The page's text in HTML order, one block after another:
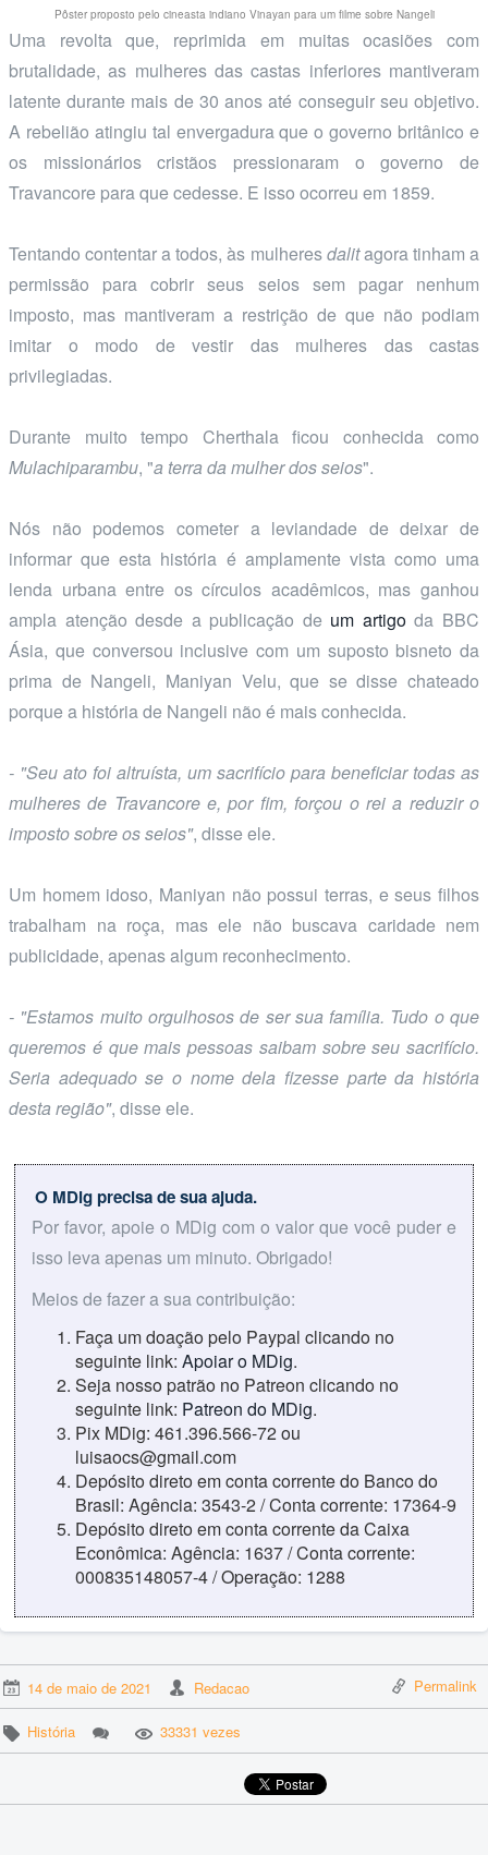
Pôster proposto pelo cineasta indiano Vinayan para um filme sobre Nangeli
Uma revolta que, reprimida em muitas ocasiões com
brutalidade, as mulheres das castas inferiores mantiveram
latente durante mais de 30 anos até conseguir seu objetivo.
A rebelião atingiu tal envergadura que o governo britânico e
os missionários cristãos pressionaram o governo de
Travancore para que cedesse. E isso ocorreu em 1859.
Tentando contentar a todos, às mulheresdalitagora tinham a
permissão para cobrir seus seios sem pagar nenhum
imposto, mas mantiveram a restrição de que não podiam
imitar o modo de vestir das mulheres das castas
privilegiadas.
Durante muito tempo Cherthala ficou conhecida como
Mulachiparambu, "a terra da mulher dos seios".
Nós não podemos cometer a leviandade de deixar de
informar que esta história é amplamente vista como uma
lenda urbana entre os círculos acadêmicos, mas ganhou
ampla atenção desde a publicação de um artigoda BBC
Ásia, que conversou inclusive com um suposto bisneto da
prima de Nangeli, Maniyan Velu, que se disse chateado
porque a história de Nangeli não é mais conhecida.
- "Seu ato foi altruísta, um sacrifício para beneficiar todas as
mulheres de Travancore e, por fim, forçou o rei a reduzir o
imposto sobre os seios", disse ele.
Um homem idoso, Maniyan não possui terras, e seus filhos
trabalham na roça, mas ele não buscava caridade nem
publicidade, apenas algum reconhecimento.
- "Estamos muito orgulhosos de ser sua família. Tudo o que
queremos é que mais pessoas saibam sobre seu sacrifício.
Seria adequado se o nome dela fizesse parte da história
desta região", disse ele.
O MDig precisa de sua ajuda.
Por favor, apoie o MDig com o valor que você puder e
isso leva apenas um minuto. Obrigado!
Meios de fazer a sua contribuição:
Faça um doação pelo Paypal clicando no
seguinte link: Apoiar o MDig.
Seja nosso patrão no Patreon clicando no
seguinte link: Patreon do MDig.
Pix MDig: 461.396.566-72 ou
luisaocs@gmail.com
Depósito direto em conta corrente do Banco do
Brasil: Agência: 3543-2 / Conta corrente: 17364-9
Depósito direto em conta corrente da Caixa
Econômica: Agência: 1637 / Conta corrente:
000835148057-4 / Operação: 1288
14 de maio de 2021 Redacao Permalink
História 33331 vezes